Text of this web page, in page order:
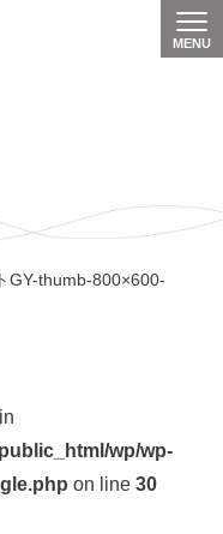
MENU
GY-thumb-800×600-
wp/wp-
on line 30